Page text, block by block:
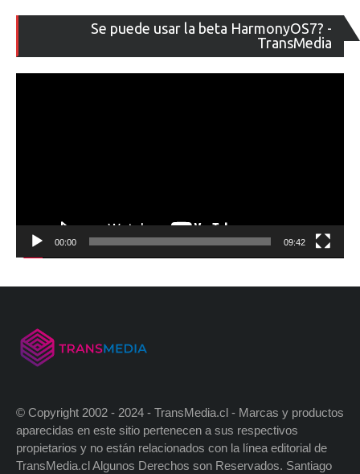
Se puede usar la beta HarmonyOS7? -
TransMedia
de
00:00 09:42
© Copyright 2002 - 2024 - TransMedia.cl - Marcas y productos
aparecidas en este sitio pertenecen a sus respectivos
propietarios y no están relacionados con la línea editorial de
TransMedia.cl Algunos Derechos son Reservados. Santiago